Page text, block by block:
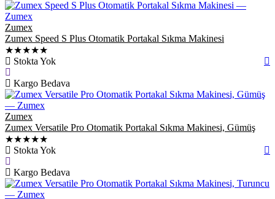
Zumex
Zumex Speed S Plus Otomatik Portakal Sıkma Makinesi
★★★★★
Stokta Yok
Kargo Bedava
Zumex
Zumex Versatile Pro Otomatik Portakal Sıkma Makinesi, Gümüş
★★★★★
Stokta Yok
Kargo Bedava